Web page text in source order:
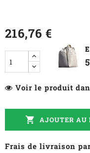
216,76 €
Voir le produit
 AJOUTER AU
Frais de livraison